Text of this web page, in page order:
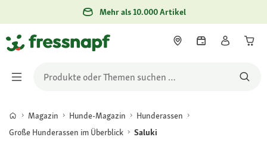
Mehr als 10.000 Artikel
Magazin Hunde-Magazin
Hunderassen
Große Hunderassen im Überblick
Saluki